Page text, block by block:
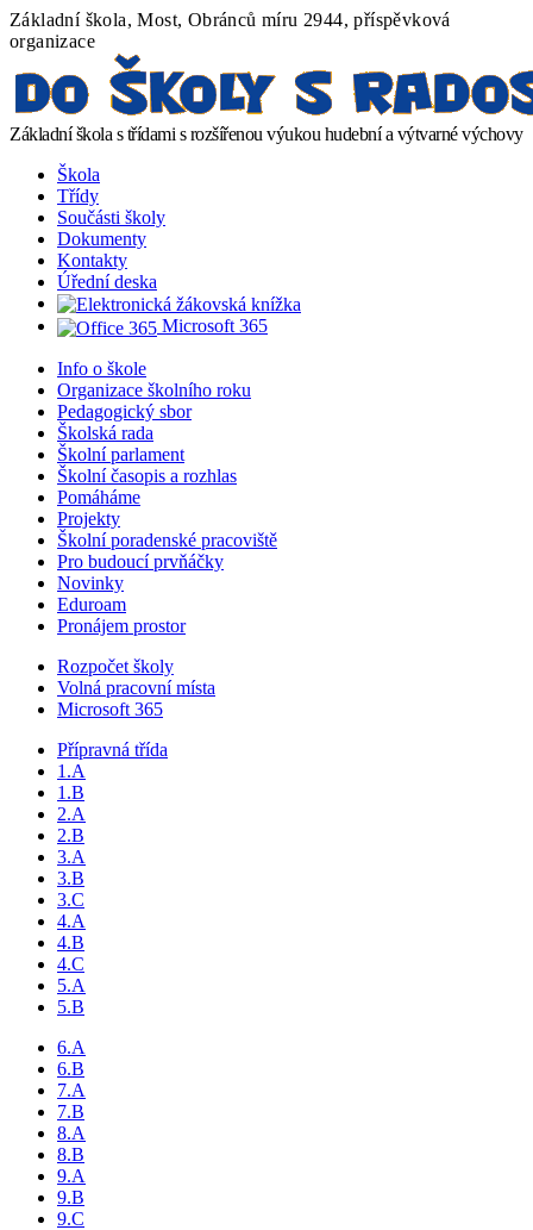
Základní škola, Most, Obránců míru 2944, příspěvková
organizace
Základní škola s třídami s rozšířenou výukou hudební a výtvarné výchovy
Škola
Třídy
Součásti školy
Dokumenty
Kontakty
Úřední deska
Microsoft 365
Info o škole
Organizace školního roku
Pedagogický sbor
Školská rada
Školní parlament
Školní časopis a rozhlas
Pomáháme
Projekty
Školní poradenské pracoviště
Pro budoucí prvňáčky
Novinky
Eduroam
Pronájem prostor
Rozpočet školy
Volná pracovní místa
Microsoft 365
Přípravná třída
1.A
1.B
2.A
2.B
3.A
3.B
3.C
4.A
4.B
4.C
5.A
5.B
6.A
6.B
7.A
7.B
8.A
8.B
9.A
9.B
9.C